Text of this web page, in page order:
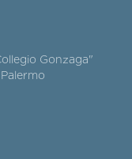
Gonzaga"